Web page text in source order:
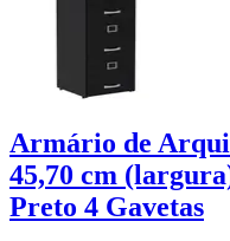
Armário de
45,70 cm
Preto 4 Gavetas